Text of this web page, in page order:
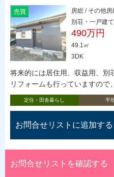
売買
房総 / その他房
別荘・一戸建て
490万円
49.1㎡
3DK
将来的には居住用、収益用、別
リフォームも行っていますので
定住・田舎暮らし 平
お問合せリストに追加する
お問合せリストを確認する